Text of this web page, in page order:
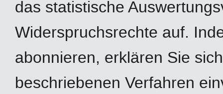
das statistische
Widerspruchsrechte auf.
abonnieren, erklären Sie
beschriebenen Verfahren